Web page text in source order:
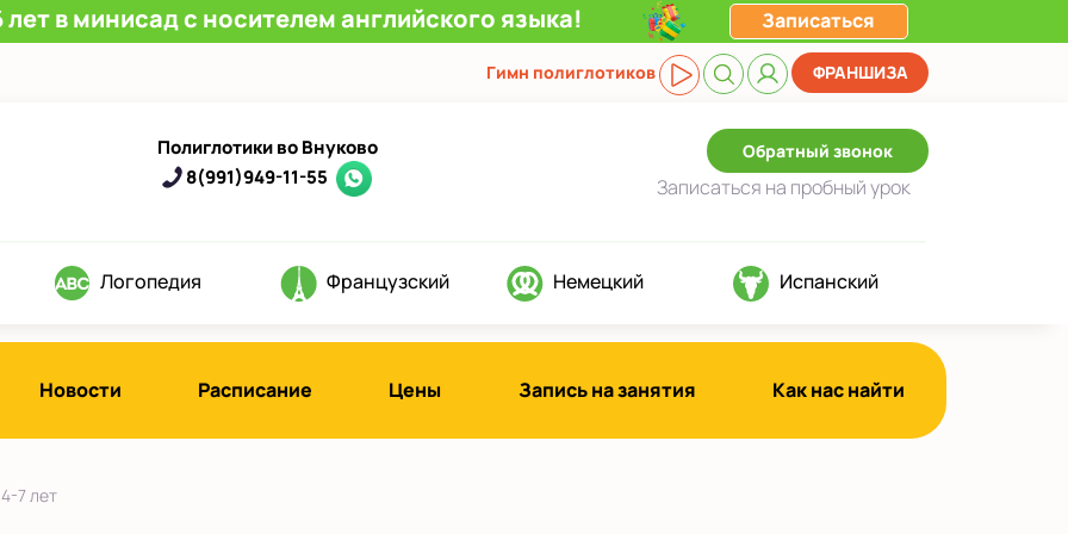
в минисад с носителем английского языка! Записаться
Гимн полиглотиков ФРАНШИЗА
Полиглотики во Внуково
8(991)949-11-55
Обратный звонок
Записаться на пробный урок
Логопедия Французский Немецкий Испанский
Новости Расписание Цены Запись на занятия Как нас найти
7 лет